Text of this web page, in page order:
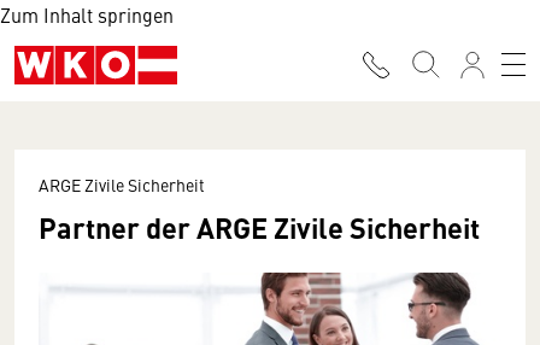
Zum Inhalt springen
ARGE Zivile Sicherheit
Partner der ARGE Zivile Sicherheit